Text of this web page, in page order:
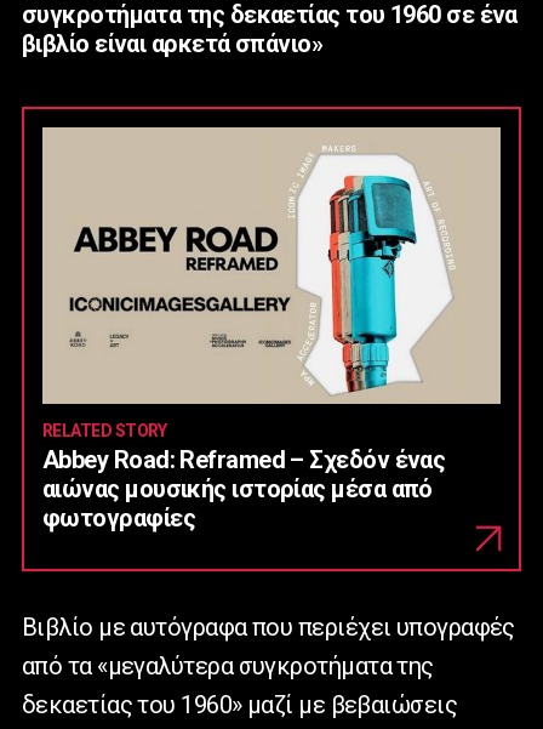
συγκροτήματα της δεκαετίας του 1960 σε ένα
βιβλίο είναι αρκετά σπάνιο»
RELATED STORY
Abbey Road: Reframed – Σχεδόν ένας
αιώνας μουσικής ιστορίας μέσα από
φωτογραφίες
Βιβλίο με αυτόγραφα που περιέχει υπογραφές
από τα «μεγαλύτερα συγκροτήματα της
δεκαετίας του 1960» μαζί με βεβαιώσεις